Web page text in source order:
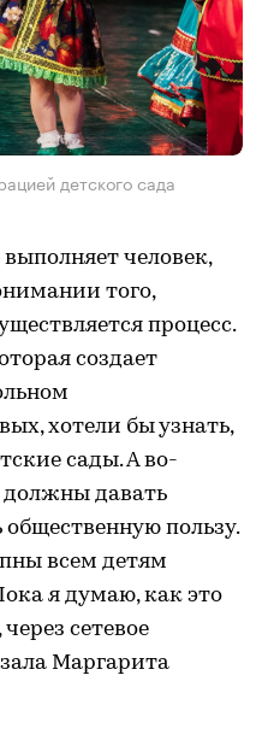
детского сада
человек,
того,
процесс.
создает
хотели бы узнать,
сады. А во-
давать
пользу.
всем детям
я думаю, как это
сетевое
Маргарита